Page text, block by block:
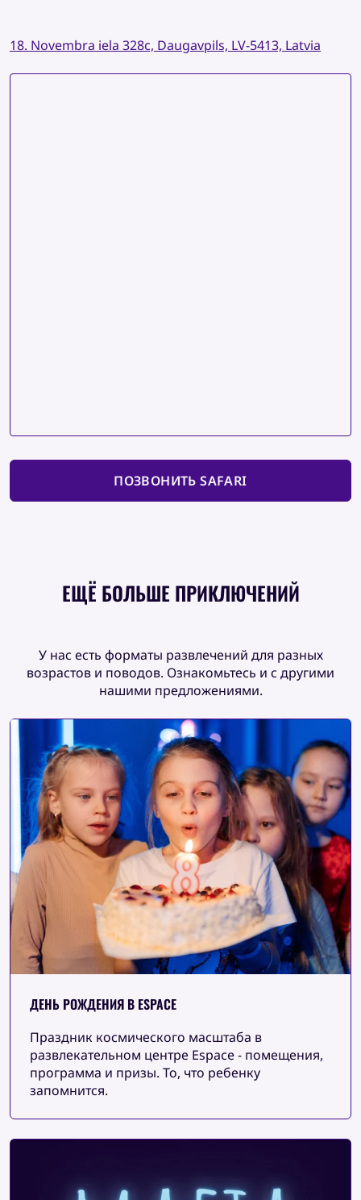
18. Novembra iela 328c, Daugavpils, LV-5413, Latvia
ПОЗВОНИТЬ SAFARI
ЕЩЁ БОЛЬШЕ ПРИКЛЮЧЕНИЙ
У нас есть форматы развлечений для разных
возрастов и поводов. Ознакомьтесь и с другими
нашими предложениями.
ДЕНЬ РОЖДЕНИЯ В ESPACE
Праздник космического масштаба в
развлекательном центре Espace - помещения,
программа и призы. То, что ребенку
запомнится.